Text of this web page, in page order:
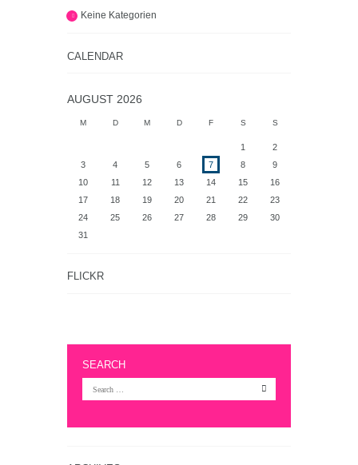
Keine Kategorien
CALENDAR
AUGUST 2026
M D M D F S S
1
2
3
4 5 6 7 8
9
10
11 12 13 14 15
16
17
18 19 20 21 22
23
24
25 26 27 28 29
30
31
FLICKR
SEARCH